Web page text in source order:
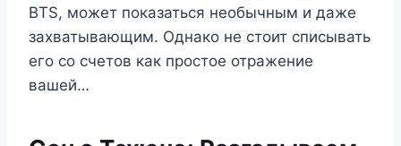
BTS, может показаться необычным и даже
захватывающим. Однако не стоит списывать
его со счетов как простое отражение
вашей…